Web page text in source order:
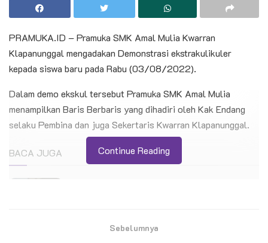
PRAMUKA.ID – Pramuka SMK Amal Mulia Kwarran
Klapanunggal mengadakan Demonstrasi ekstrakulikuler
kepada siswa baru pada Rabu (03/08/2022).
Dalam demo ekskul tersebut Pramuka SMK Amal Mulia
menampilkan Baris Berbaris yang dihadiri oleh Kak Endang
selaku Pembina dan juga Sekertaris Kwarran Klapanunggal.
BACA JUGA
Pelantikan 11 Pandega Perdana KBRI Kairo,
Continue Reading
Sebelumnya